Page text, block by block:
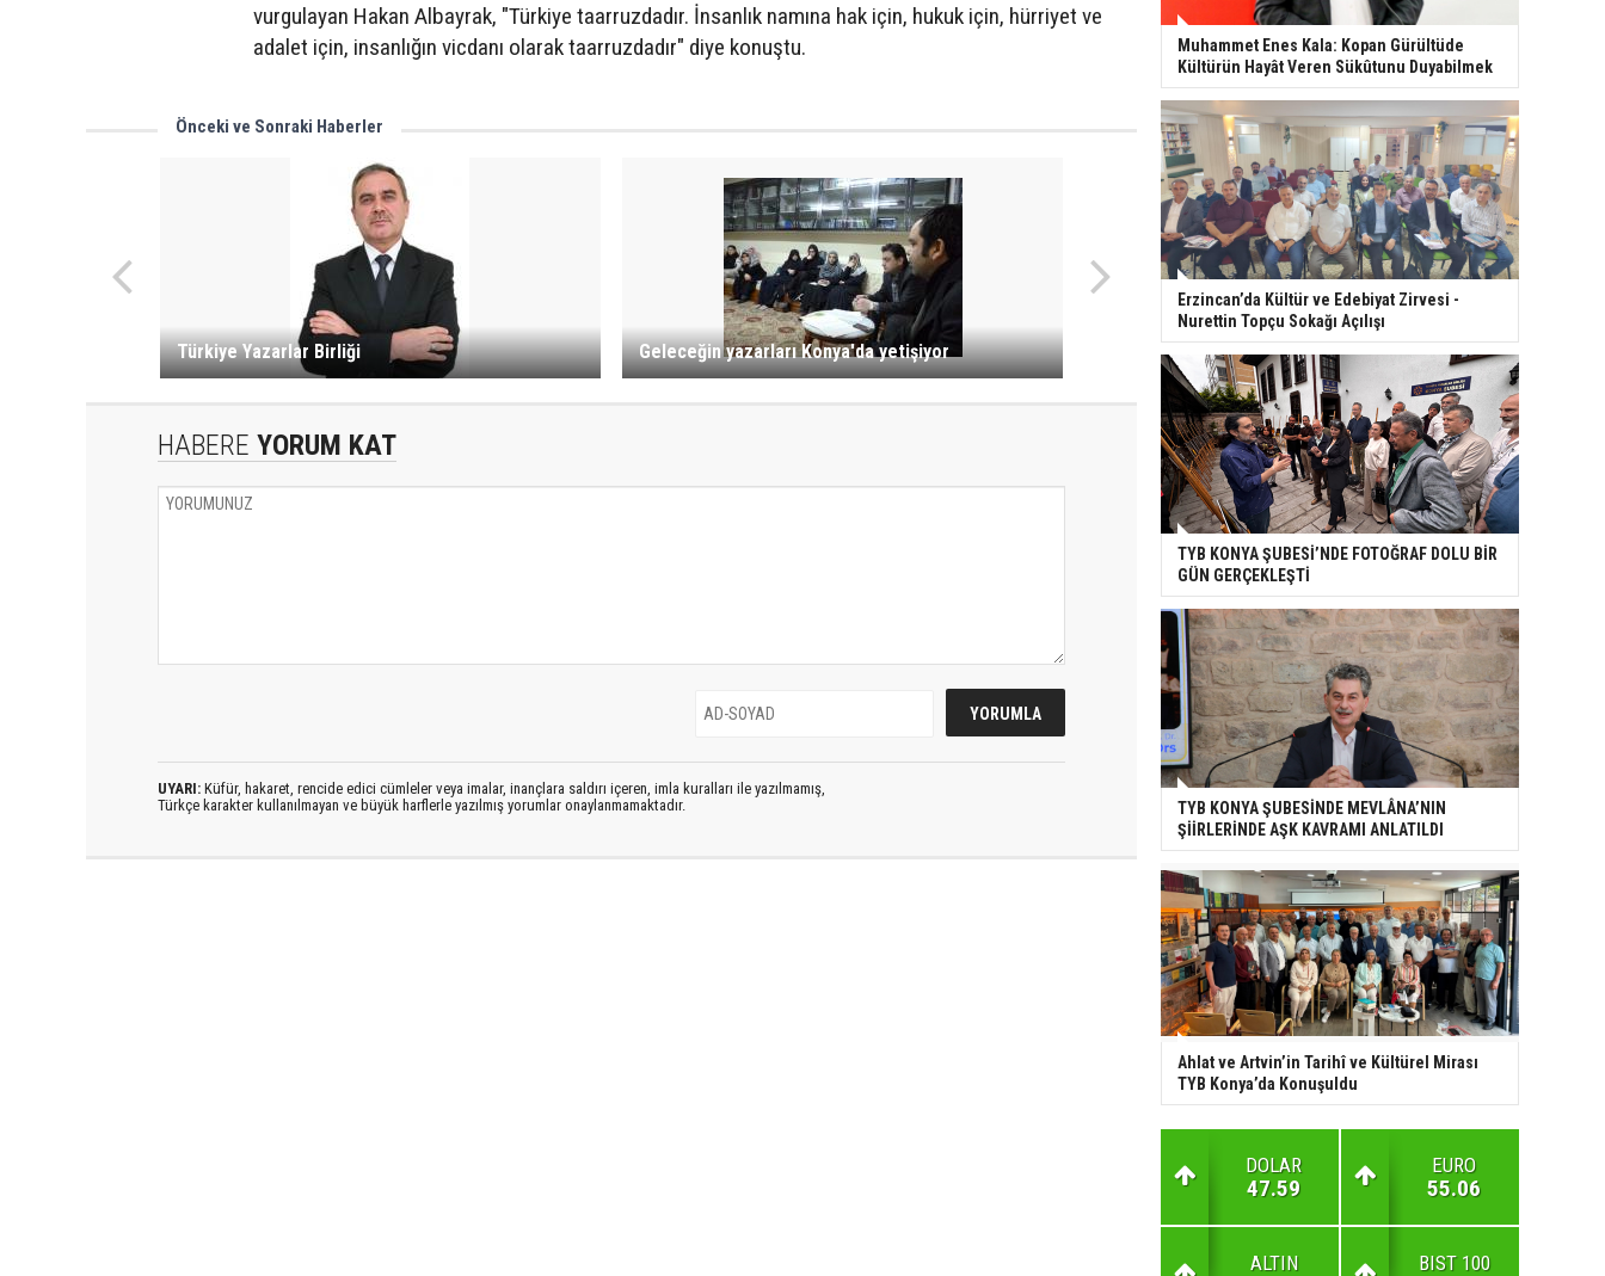
vurgulayan Hakan Albayrak, "Türkiye taarruzdadır. İnsanlık namına hak için, hukuk için, hürriyet ve
adalet için, insanlığın vicdanı olarak taarruzdadır" diye konuştu.
Önceki ve Sonraki Haberler
Türkiye Yazarlar Birliği Geleceğin yazarları Konya'da yetişiyor
HABERE YORUM KAT
UYARI: Küfür, hakaret, rencide edici cümleler veya imalar, inançlara saldırı içeren, imla kuralları ile yazılmamış,
Türkçe karakter kullanılmayan ve büyük harflerle yazılmış yorumlar onaylanmamaktadır.
Muhammet Enes Kala: Kopan Gürültüde
Kültürün Hayât Veren Sükûtunu Duyabilmek
Erzincan’da Kültür ve Edebiyat Zirvesi -
Nurettin Topçu Sokağı Açılışı
TYB KONYA ŞUBESİ’NDE FOTOĞRAF DOLU BİR
GÜN GERÇEKLEŞTİ
TYB KONYA ŞUBESİNDE MEVLÂNA’NIN
ŞİİRLERİNDE AŞK KAVRAMI ANLATILDI
Ahlat ve Artvin’in Tarihî ve Kültürel Mirası
TYB Konya’da Konuşuldu
DOLAR
47.59
EURO
55.06
ALTIN BIST 100